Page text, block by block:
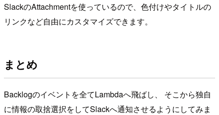
SlackのAttachmentを使っているので、色付けやタイトルの
リンクなど自由にカスタマイズできます。
まとめ
Backlogのイベントを全てLambdaへ飛ばし、 そこから独自
に情報の取捨選択をしてSlackへ通知させるようにしてみま